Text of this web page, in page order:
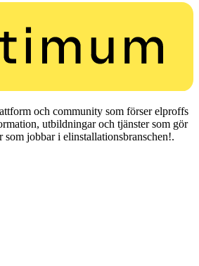
och community som förser elproffs
utbildningar och tjänster som gör
jobbar i elinstallationsbranschen!.